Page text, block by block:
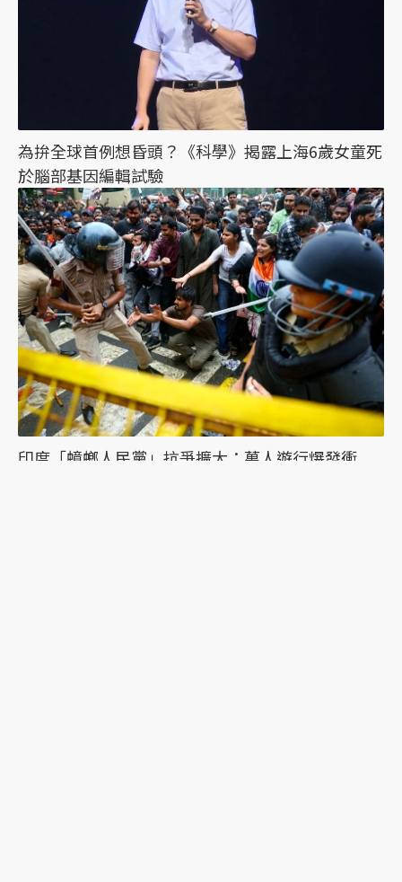
為拚全球首例想昏頭？《科學》揭露上海6歲女童死
於腦部基因編輯試驗
印度「蟑螂人民黨」抗爭擴大：萬人遊行爆發衝